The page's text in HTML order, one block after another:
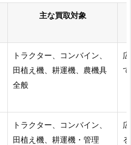
主な買取対象
トラクター、コンバイン、
田植え機、耕運機、農機具
全般
トラクター、コンバイン、
田植え機、耕運機・管理